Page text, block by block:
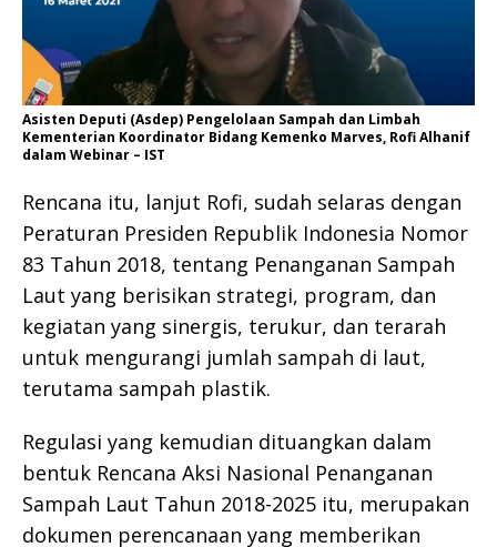
Asisten Deputi (Asdep) Pengelolaan Sampah dan Limbah
Kementerian Koordinator Bidang Kemenko Marves, Rofi Alhanif
dalam Webinar – IST
Rencana itu, lanjut Rofi, sudah selaras dengan
Peraturan Presiden Republik Indonesia Nomor
83 Tahun 2018, tentang Penanganan Sampah
Laut yang berisikan strategi, program, dan
kegiatan yang sinergis, terukur, dan terarah
untuk mengurangi jumlah sampah di laut,
terutama sampah plastik.
Regulasi yang kemudian dituangkan dalam
bentuk Rencana Aksi Nasional Penanganan
Sampah Laut Tahun 2018-2025 itu, merupakan
dokumen perencanaan yang memberikan